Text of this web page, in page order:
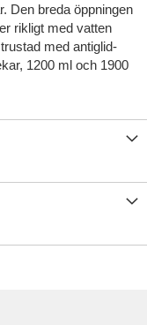
Den breda öppningen
rikligt med vatten
med antiglid-
1200 ml och 1900